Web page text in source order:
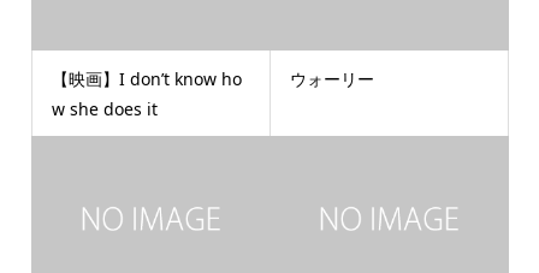
【映画】I don’t know ho
w she does it
ウォーリー